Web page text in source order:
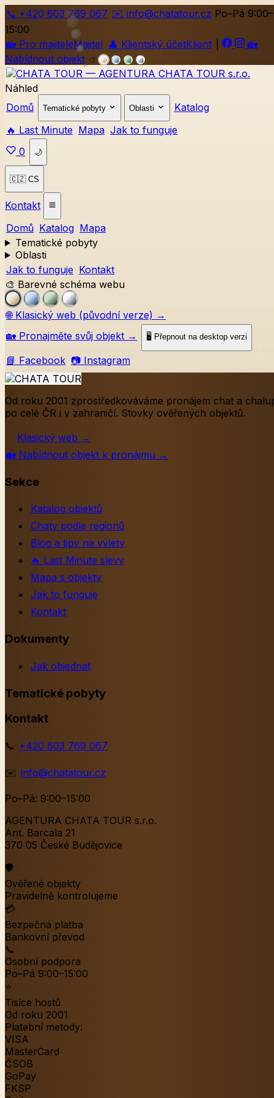
📞 +420 603 769 067 ✉️ info@chatatour.cz Po–Pá 9:00–
15:00
🏡 Pro majiteleMajitel 👤 Klientský účetKlient
🏡
Nabídnout objekt 🎨
Náhled
Domů
Tematické pobyty Oblasti
Katalog
🔥 Last Minute Mapa Jak to funguje
0
🌙
🇨🇿 CS
Kontakt
Domů Katalog Mapa
Tematické pobyty
Oblasti
Jak to funguje Kontakt
🎨 Barevné schéma webu
🌐 Klasický web (původní verze) →
🏡 Pronajměte svůj objekt → 🖥️ Přepnout na desktop verzi
📘 Facebook 📷 Instagram
Od roku 2001 zprostředkováváme pronájem chat a
po celé ČR i v zahraničí. Stovky ověřených objektů.
Klasický web →
🏡 Nabídnout objekt k pronájmu →
Sekce
Katalog objektů
Chaty podle regionů
Blog a tipy na výlety
🔥 Last Minute slevy
Mapa s objekty
Jak to funguje
Kontakt
Dokumenty
Jak objednat
Tematické pobyty
Kontakt
📞 +420 603 769 067
✉️ info@chatatour.cz
Po–Pá: 9:00–15:00
AGENTURA CHATA TOUR s.r.o.
Ant. Barcala 21
370 05 České Budějovice
🛡️
Ověřené objekty
Pravidelně kontrolujeme
💳
Bezpečná platba
Bankovní převod
📞
Osobní podpora
Po–Pá 9:00–15:00
⭐
Tisíce hostů
Od roku 2001
Platební metody:
VISA
MasterCard
ČSOB
GoPay
FKSP